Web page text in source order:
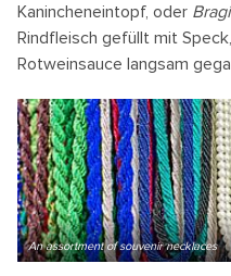
Kanincheneintopf, oder
Rindfleisch gefüllt mit
Rotweinsauce langsam
An assortment of souvenir necklaces